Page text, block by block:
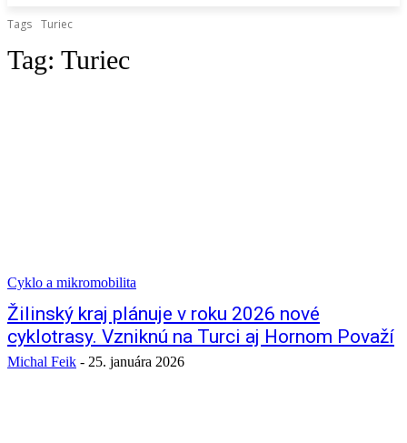
Tags Turiec
Tag: Turiec
Cyklo a mikromobilita
Žilinský kraj plánuje v roku 2026 nové
cyklotrasy. Vzniknú na Turci aj Hornom Považí
Michal Feik - 25. januára 2026